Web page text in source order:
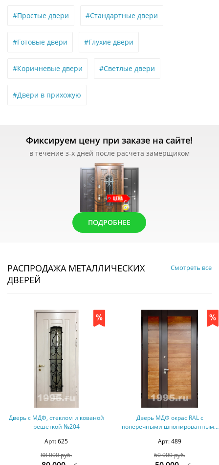
#Простые двери #Стандартные двери
#Готовые двери #Глухие двери
#Коричневые двери #Светлые двери
#Двери в прихожую
Фиксируем цену при заказе на сайте!
в течение з-х дней после расчета замерщиком
ПОДРОБНЕЕ
РАСПРОДАЖА МЕТАЛЛИЧЕСКИХ
ДВЕРЕЙ
Смотреть все
Дверь с МДФ, стеклом и кованой
решеткой №204
Арт: 625
88 000 руб.
Дверь МДФ окрас RAL с
поперечными шпонированными
Арт: 489
60 000 руб.